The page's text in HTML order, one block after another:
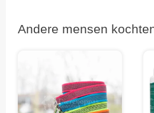
Andere mensen